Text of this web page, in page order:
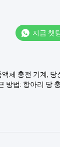
지금 챗
체 충전 기계, 당
방법: 항아리 당